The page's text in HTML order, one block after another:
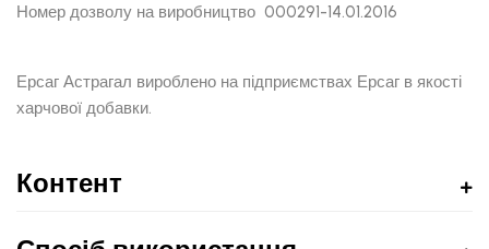
Номер дозволу на виробництво 000291-14.01.2016
Ерсаг Астрагал вироблено на підприємствах Ерсаг в якості
харчової добавки.
Контент